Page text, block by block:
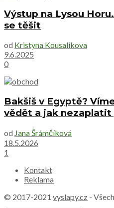
Výstup na Lysou
se těšit
od Kristyna Kousalikova
9.6.2025
0
Bakšiš v Egyptě?
vědět a jak nezaplatit
od Jana Šrámčíková
18.5.2026
1
Kontakt
Reklama
© 2017-2021 vyslapy.cz -